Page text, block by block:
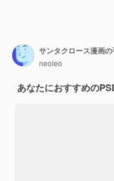
サンタクロース漫画
neoleo
あなたにおすすめの